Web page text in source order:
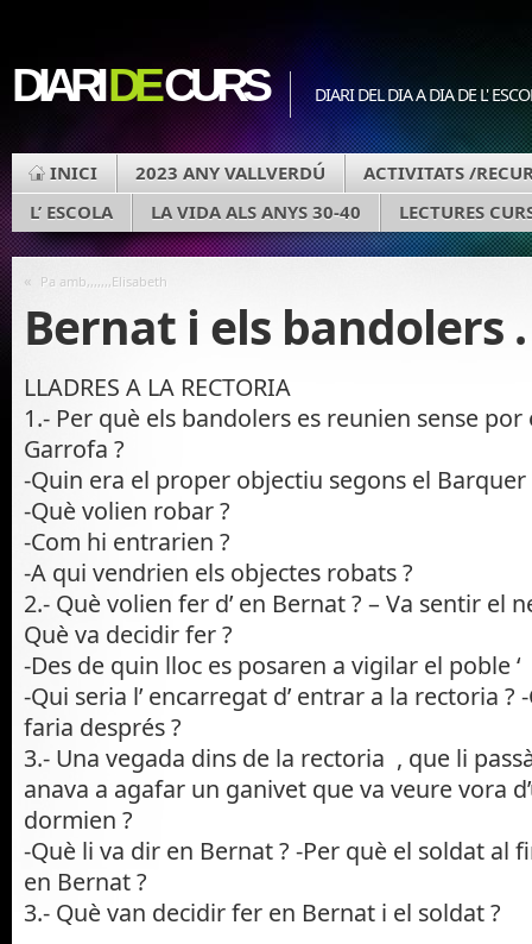
DIARIDECURS DIARI DEL DIA A DIA DE L'
INICI 2023 ANY VALLVERDÚ
ACTIVITATS /
L’ ESCOLA
LA VIDA ALS ANYS 30-40 LECTURES
« Pa amb,,,,,,,Elisabeth
Bernat i els bandolers
LLADRES A LA RECTORIA
1.- Per què els bandolers es reunien sense
Garrofa ?
-Quin era el proper objectiu segons el Barquer
-Què volien robar ?
-Com hi entrarien ?
-A qui vendrien els objectes robats ?
2.- Què volien fer d’ en Bernat ? – Va sentir el
Què va decidir fer ?
-Des de quin lloc es posaren a vigilar el poble ‘
-Qui seria l’ encarregat d’ entrar a la rectoria ?
faria després ?
3.- Una vegada dins de la rectoria , que li
anava a agafar un ganivet que va veure vora
dormien ?
-Què li va dir en Bernat ? -Per què el soldat al
en Bernat ?
3.- Què van decidir fer en Bernat i el soldat ?